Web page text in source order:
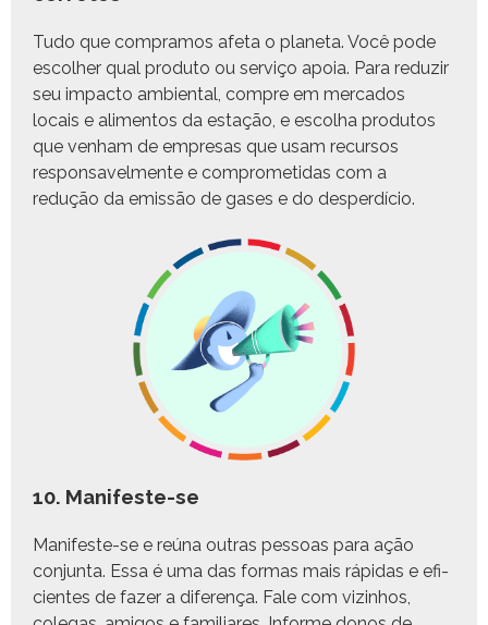
Tudo que com­pramos afe­ta o plan­e­ta. Você pode
escol­her qual pro­du­to ou serviço apoia. Para reduzir
seu impacto ambi­en­tal, com­pre em mer­ca­dos
locais e ali­men­tos da estação, e escol­ha pro­du­tos
que ven­ham de empre­sas que usam recur­sos
respon­savel­mente e com­pro­meti­das com a
redução da emis­são de gas­es e do desperdício.
10. Manifeste-se
Man­i­feste-se e reú­na out­ras pes­soas para ação
con­jun­ta. Essa é uma das for­mas mais ráp­i­das e efi­
cientes de faz­er a difer­ença. Fale com viz­in­hos,